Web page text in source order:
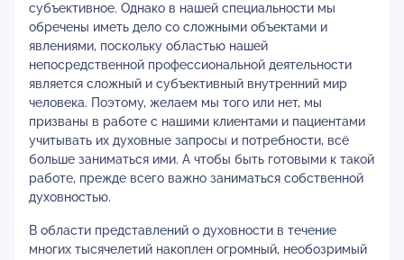
субъективное. Однако в нашей специальности мы
обречены иметь дело со сложными объектами и
явлениями, поскольку областью нашей
непосредственной профессиональной деятельности
является сложный и субъективный внутренний мир
человека. Поэтому, желаем мы того или нет, мы
призваны в работе с нашими клиентами и пациентами
учитывать их духовные запросы и потребности, всё
больше заниматься ими. А чтобы быть готовыми к такой
работе, прежде всего важно заниматься собственной
духовностью.
В области представлений о духовности в течение
многих тысячелетий накоплен огромный, необозримый